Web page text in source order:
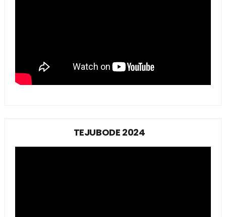
TEJUBODE 2024